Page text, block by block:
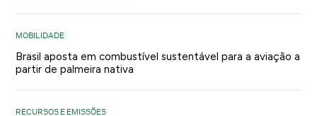
MOBILIDADE
Brasil aposta em combustível sustentável para a aviação a
partir de palmeira nativa
RECURSOS E EMISSÕES